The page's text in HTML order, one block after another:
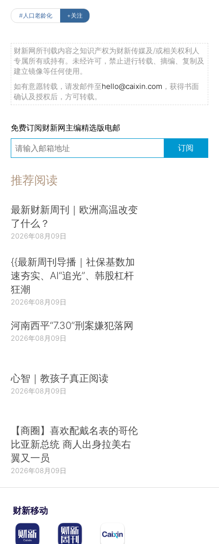
#人口老龄化 +关注
财新网所刊载内容之知识产权为财新传媒及/或相关权利人
专属所有或持有。未经许可，禁止进行转载、摘编、复制及
建立镜像等任何使用。
如有意愿转载，请发邮件至hello@caixin.com ，获得书面
确认及授权后，方可转载。
免费订阅财新网主编精选版电邮
订阅
推荐阅读
最新财新周刊｜欧洲高温改变
了什么？
2026年08月09日
{{最新周刊导播｜社保基数加
速夯实、AI“追光”、韩股杠杆
狂潮
2026年08月09日
河南西平“7.30”刑案嫌犯落网
2026年08月09日
心智｜教孩子真正阅读
2026年08月09日
【商圈】喜欢配戴名表的哥伦
比亚新总统 商人出身拉美右
翼又一员
2026年08月09日
财新移动